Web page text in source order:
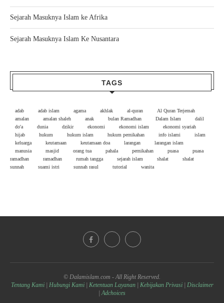
Sejarah Masuknya Islam ke Afrika
Sejarah Masuknya Islam Ke Nusantara
TAGS
adab adab islam agama akhlak al-quran
Al Quran Terjemah
amalan
amalan shaleh anak bulan Ramadhan Dalam Islam
dalil
do'a
dunia dzikir ekonomi ekonomi islam
ekonomi syariah
hijab
hukum hukum islam hukum pernikahan info islami
islam
keluarga
keutamaan keutamaan doa larangan
larangan islam
manusia
masjid orang tua pahala pernikahan puasa
puasa
ramadhan
ramadhan rumah tangga sejarah islam shalat
shalat
sunnah
suami istri sunnah rasul tutorial wanita
© Dalamislam.com - All Right Reserved.
Tentang Kami
Hubungi Kami| Ketentuan Layanan| Kebijakan Privasi| Disclaimer
|Adchoices